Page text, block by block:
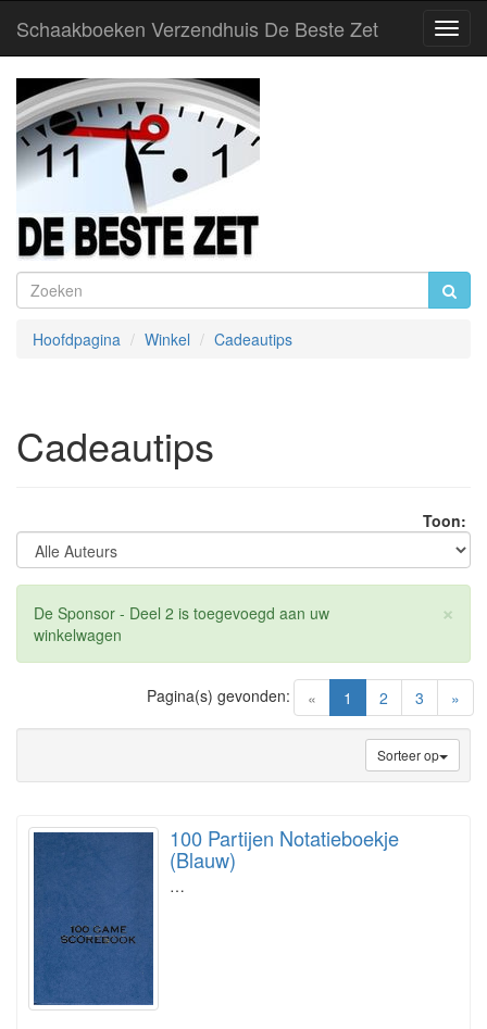
Schaakboeken Verzendhuis De Beste Zet
Hoofdpagina Winkel Cadeautips
Cadeautips
Toon:
×
De Sponsor - Deel 2 is toegevoegd aan uw
winkelwagen
« 1 (current)
2 3 »
Pagina(s) gevonden:
Sorteer op
100 Partijen Notatieboekje
(Blauw)
…